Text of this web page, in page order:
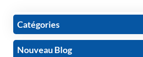
Catégories
Nouveau Blog